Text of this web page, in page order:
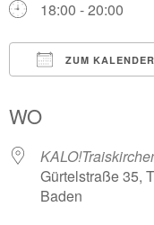
18:00 - 20:00
ZUM
WO
Gürtelstraße 35,
Baden